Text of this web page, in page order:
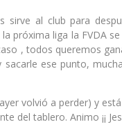
al club para
próxima liga la FVDA
, todos queremos
ese punto,
volvió a perder) y
tablero. Animo ¡¡